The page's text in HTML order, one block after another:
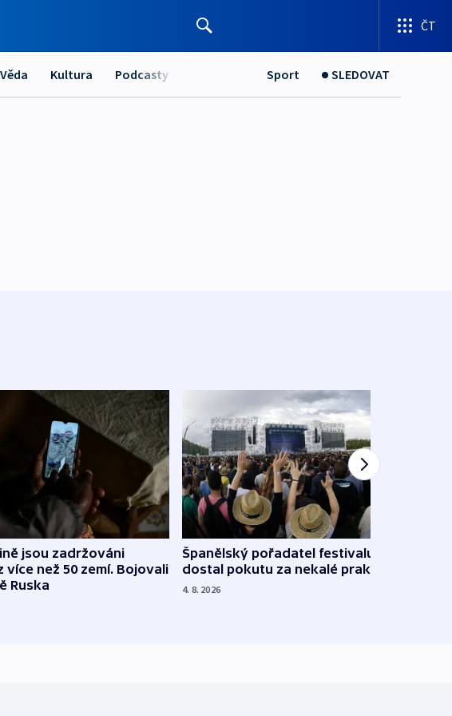
ČT
Věda Kultura Podcasty Sport SLEDOVAT
jsou zadržováni
více než 50 zemí. Bojovali
Ruska
Španělský pořadatel festivalu
dostal pokutu za nekalé praktiky
4. 8. 2026